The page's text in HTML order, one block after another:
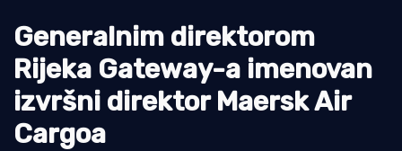
Pomorstvo
Ribolov
Ekologija
Tradicija i kultura
Generalnim direktorom
Rijeka Gateway-a imenovan
izvršni direktor Maersk Air
Cargoa